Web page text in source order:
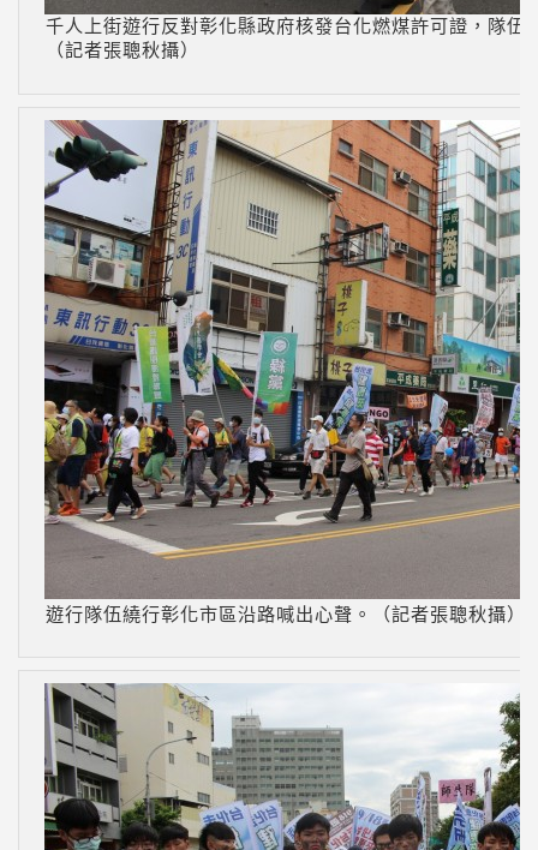
千人上街遊行反對彰化縣政府核發台化燃煤許可證，隊伍
（記者張聰秋攝）
遊行隊伍繞行彰化市區沿路喊出心聲。（記者張聰秋攝）